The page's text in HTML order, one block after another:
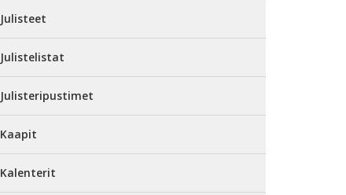
Julisteet
Julistelistat
Julisteripustimet
Kaapit
Kalenterit